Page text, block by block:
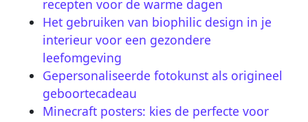
recepten voor de warme dagen
Het gebruiken van biophilic design in je
interieur voor een gezondere
leefomgeving
Gepersonaliseerde fotokunst als origineel
geboortecadeau
Minecraft posters: kies de perfecte voor